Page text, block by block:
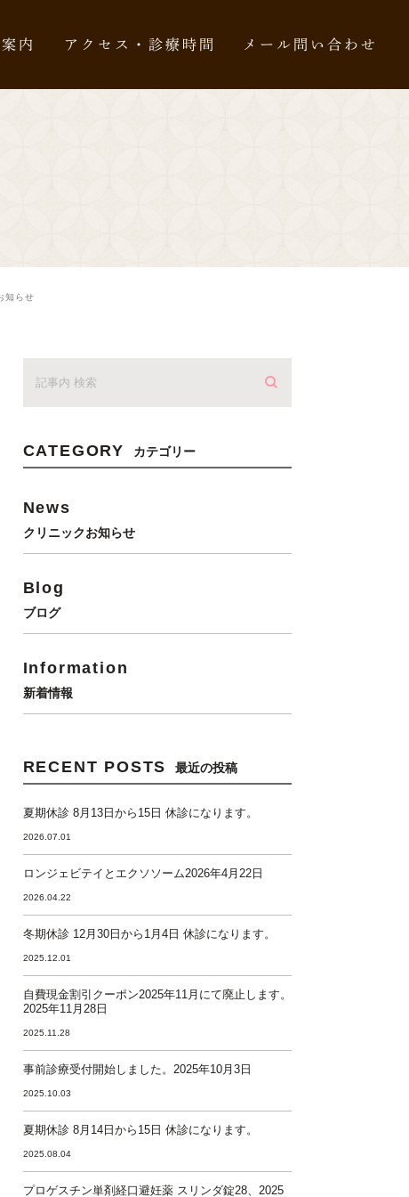
内 アクセス・診療時間 メール問い合わせ
知らせ
CATEGORY カテゴリー
News
クリニックお知らせ
Blog
ブログ
Information
新着情報
RECENT POSTS 最近の投稿
夏期休診 8月13日から15日 休診になります。
2026.07.01
ロンジェビテイとエクソソーム2026年4月22日
2026.04.22
冬期休診 12月30日から1月4日 休診になります。
2025.12.01
自費現金割引クーポン2025年11月にて廃止します。
2025年11月28日
2025.11.28
事前診療受付開始しました。2025年10月3日
2025.10.03
夏期休診 8月14日から15日 休診になります。
2025.08.04
プロゲスチン単剤経口避妊薬 スリンダ錠28、2025